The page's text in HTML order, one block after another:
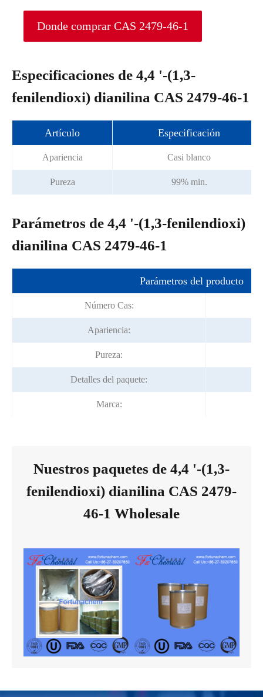
Donde comprar CAS 2479-46-1
Especificaciones de 4,4 '-(1,3-
fenilendioxi) dianilina CAS 2479-46-1
Artículo Especificación
Apariencia Casi blanco
Pureza 99% min.
Parámetros de 4,4 '-(1,3-fenilendioxi)
dianilina CAS 2479-46-1
Parámetros del producto
Número Cas:
Apariencia:
Pureza:
Detalles del paquete:
Marca:
Nuestros paquetes de 4,4 '-(1,3-
fenilendioxi) dianilina CAS 2479-
46-1 Wholesale